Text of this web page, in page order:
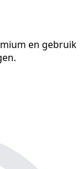
en gebruik